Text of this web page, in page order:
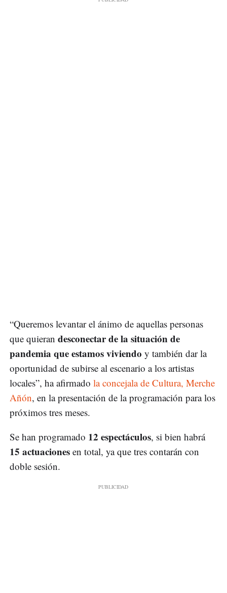
“Queremos levantar el ánimo de aquellas personas
que quieran desconectar de la situación de
pandemia que estamos viviendo y también dar la
oportunidad de subirse al escenario a los artistas
locales”, ha afirmado la concejala de Cultura, Merche
Añón, en la presentación de la programación para los
próximos tres meses.
Se han programado 12 espectáculos, si bien habrá
15 actuaciones en total, ya que tres contarán con
doble sesión.